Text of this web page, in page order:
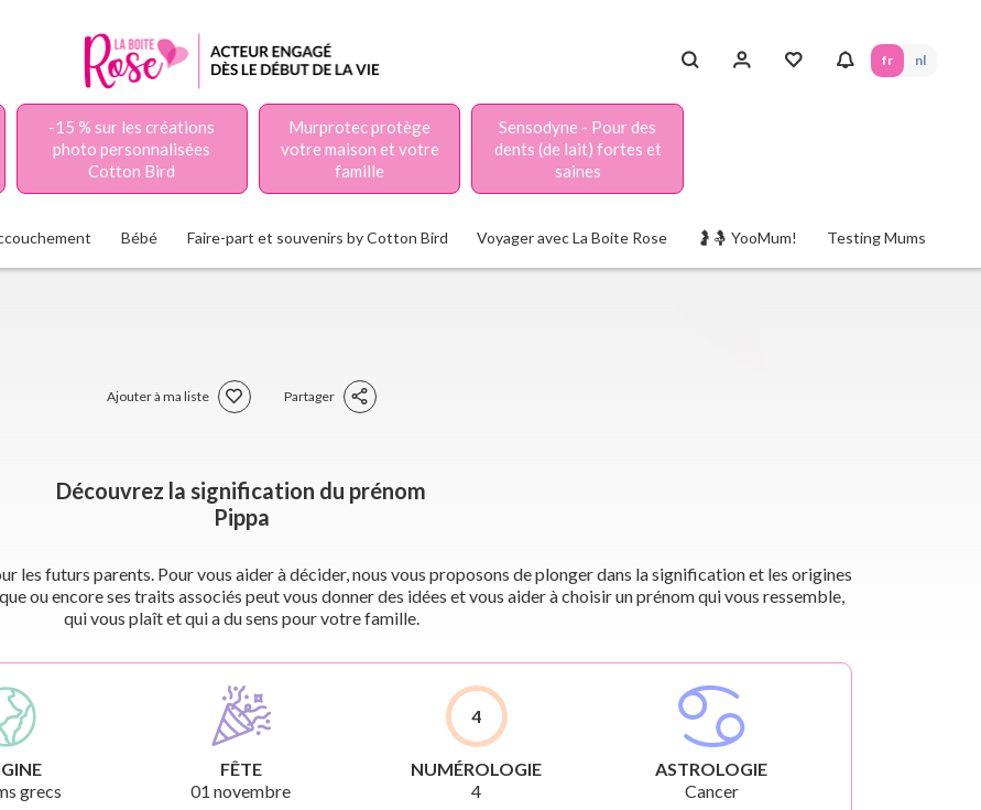
fr nl
-15 % sur les créations
photo personnalisées
Cotton Bird
Murprotec protège
votre maison et votre
famille
Sensodyne - Pour des
dents (de lait) fortes et
saines
Bébé Faire-part et souvenirs by Cotton Bird Voyager avec La Boite Rose 🤰🤱 YooMum! Testing Mums
Ajouter à ma liste Partager
Découvrez la signification du prénom
Pippa
les futurs parents. Pour vous aider à décider, nous vous proposons de plonger dans la signification et les origines
ou encore ses traits associés peut vous donner des idées et vous aider à choisir un prénom qui vous ressemble,
qui vous plaît et qui a du sens pour votre famille.
grecs
FÊTE
01 novembre
4
NUMÉROLOGIE
4
ASTROLOGIE
Cancer